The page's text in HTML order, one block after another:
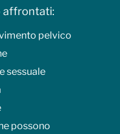
affrontati:
pelvico
sessuale
possono